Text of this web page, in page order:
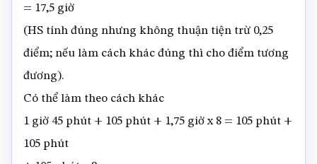
= 17,5 giờ
(HS tính đúng nhưng không thuận tiện trừ 0,25
điểm; nếu làm cách khác đúng thì cho điểm tương
đương).
Có thể làm theo cách khác
1 giờ 45 phút + 105 phút + 1,75 giờ x 8 = 105 phút +
105 phút